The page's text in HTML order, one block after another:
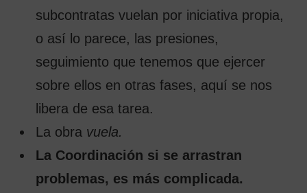
subcontratas vuelan por iniciativa propia,
o así lo parece, las presiones,
seguimiento que tenemos que ejercer
sobre ellos en otras fases, aquí se nos
libera de esa tarea.
La obra vuela.
La Coordinación si se arrastran
problemas, es más complicada.